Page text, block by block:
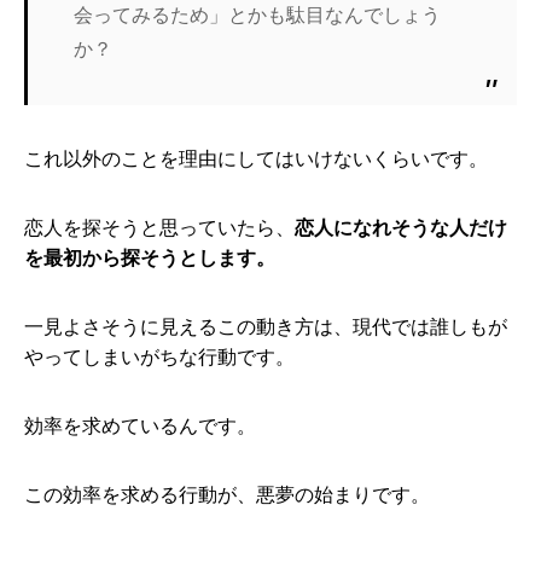
会ってみるため」とかも駄目なんでしょう
か？
これ以外のことを理由にしてはいけないくらいです。
恋人を探そうと思っていたら、 恋人になれそうな人だけ
を最初から探そうとします。
一見よさそうに見えるこの動き方は、現代では誰しもが
やってしまいがちな行動です。
効率を求めているんです。
この効率を求める行動が、悪夢の始まりです。